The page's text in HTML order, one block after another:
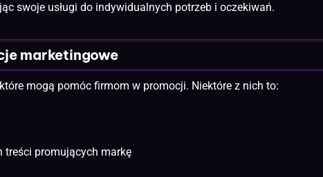
swoje usługi do indywidualnych potrzeb i oczekiwań.
marketingowe
mogą pomóc firmom w promocji. Niektóre z nich to:
treści promujących markę